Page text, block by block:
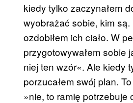
kiedy tylko zaczynałem
wyobrażać sobie, kim
ozdobiłem ich ciało. W
przygotowywałem sobie
niej ten wzór«. Ale kiedy
porzucałem swój plan.
»nie, to ramię potrzebuje